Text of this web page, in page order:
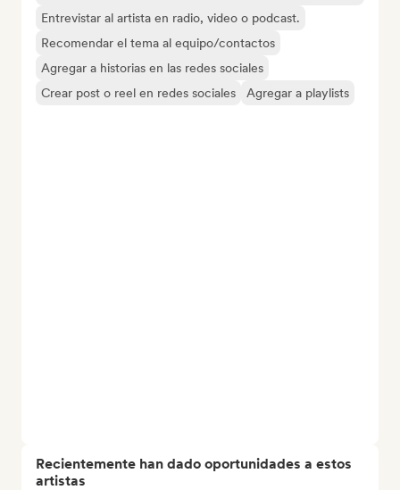
Entrevistar al artista en radio, video o podcast.
Recomendar el tema al equipo/contactos
Agregar a historias en las redes sociales
Crear post o reel en redes sociales
Agregar a playlists
Recientemente han dado oportunidades a estos
artistas